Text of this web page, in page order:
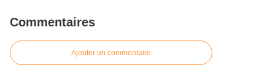
Commentaires
Ajouter un commentaire